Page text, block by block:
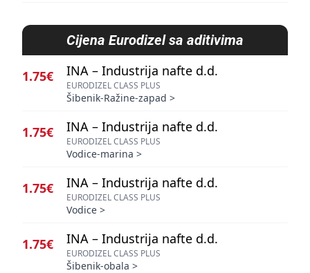
Cijena Eurodizel sa aditivima
1.75€ INA – Industrija nafte d.d.
EURODIZEL CLASS PLUS
Šibenik-Ražine-zapad >
1.75€ INA – Industrija nafte d.d.
EURODIZEL CLASS PLUS
Vodice-marina >
1.75€ INA – Industrija nafte d.d.
EURODIZEL CLASS PLUS
Vodice >
1.75€ INA – Industrija nafte d.d.
EURODIZEL CLASS PLUS
Šibenik-obala >